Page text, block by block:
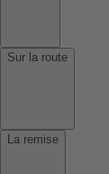
Sur la route
La remise